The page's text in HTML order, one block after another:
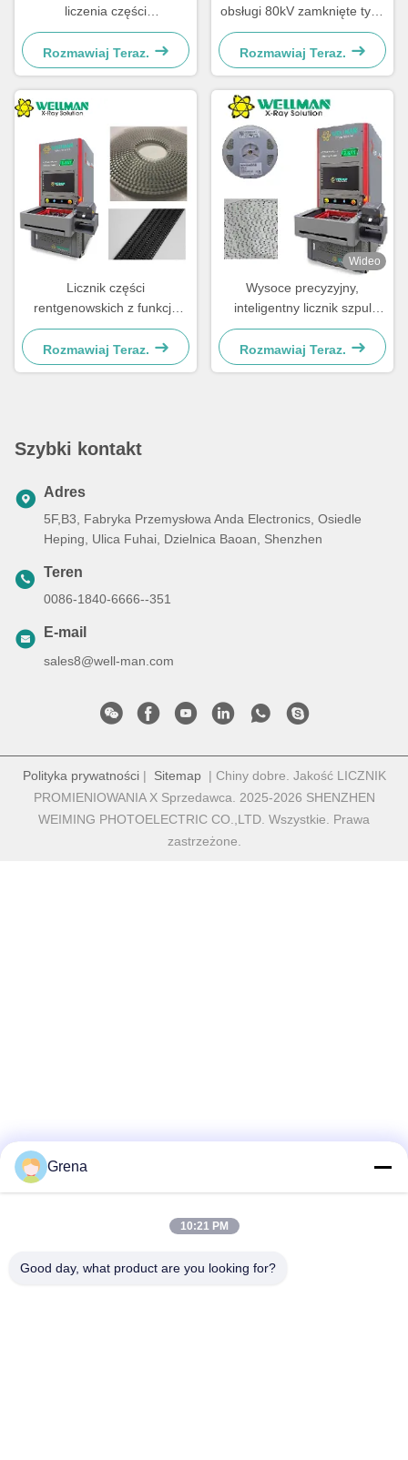
liczenia części
rentgenowskich Microfocus
30μm Plamka ogniskowa
80kV 17" FPD
Rozmawiaj Teraz.
obsługi 80kV zamknięte typu
rurki rentgenowskiej
Rozmawiaj Teraz.
Licznik części
rentgenowskich z funkcją
automatycznego skanowania
i drukowania etykiet,
połączony z systemem
Rozmawiaj Teraz.
Wideo
Wysoce precyzyjny,
inteligentny licznik szpul
rentgenowskich o zerowym
wycieku z zamkniętą lampą
Rozmawiaj Teraz.
Szybki kontakt
Adres
5F,B3, Fabryka Przemysłowa Anda Electronics, Osiedle
Heping, Ulica Fuhai, Dzielnica Baoan, Shenzhen
Teren
0086-1840-6666--351
E-mail
sales8@well-man.com
Polityka prywatności| Sitemap| Chiny dobre. Jakość LICZNIK
PROMIENIOWANIA X Sprzedawca. 2025-2026 SHENZHEN
WEIMING PHOTOELECTRIC CO.,LTD. Wszystkie. Prawa
zastrzeżone.
Grena
10:21 PM
Good day, what product are you looking for?